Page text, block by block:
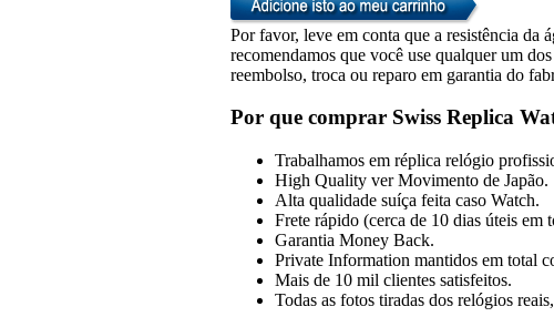
Por favor, leve em conta que a resistência da
recomendamos que você use qualquer um
reembolso, troca ou reparo em garantia do
Por que comprar Swiss Replica
Trabalhamos em réplica relógio
High Quality ver Movimento de Japão.
Alta qualidade suíça feita caso Watch.
Frete rápido (cerca de 10 dias úteis em
Garantia Money Back.
Private Information mantidos em total
Mais de 10 mil clientes satisfeitos.
Todas as fotos tiradas dos relógios